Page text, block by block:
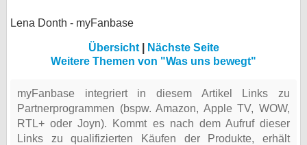
Lena Donth - myFanbase
Übersicht|
Nächste Seite
Weitere Themen von "Was uns bewegt"
myFanbase integriert in diesem Artikel Links zu
Partnerprogrammen (bspw. Amazon, Apple TV, WOW,
RTL+ oder Joyn). Kommt es nach dem Aufruf dieser
Links zu qualifizierten Käufen der Produkte, erhält